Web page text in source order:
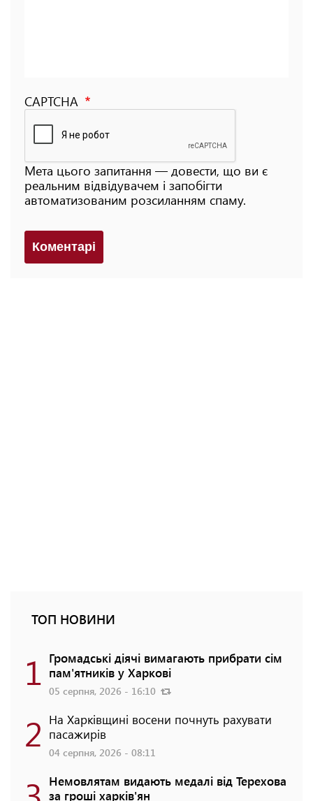
CAPTCHA
Мета цього запитання — довести, що ви є
реальним відвідувачем і запобігти
автоматизованим розсиланням спаму.
Коментарi
ТОП НОВИНИ
1 Громадські діячі вимагають прибрати сім
пам'ятників у Харкові
05 серпня, 2026 - 16:10
2 На Харківщині восени почнуть рахувати
пасажирів
04 серпня, 2026 - 08:11
Немовлятам видають медалі від Терехова
за гроші харків'ян